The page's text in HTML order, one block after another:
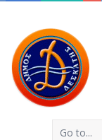
Go to...